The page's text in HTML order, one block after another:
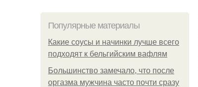
Популярные материалы
Какие соусы и начинки лучше всего
подходят к бельгийским вафлям
Большинство замечало, что после
оргазма мужчина часто почти сразу